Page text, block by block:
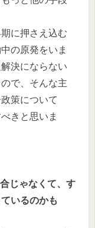
に押さえ込む
の原発をいま
決にならない
で、そんな主
策について
きと思いま
じゃなくて、す
いるのかも